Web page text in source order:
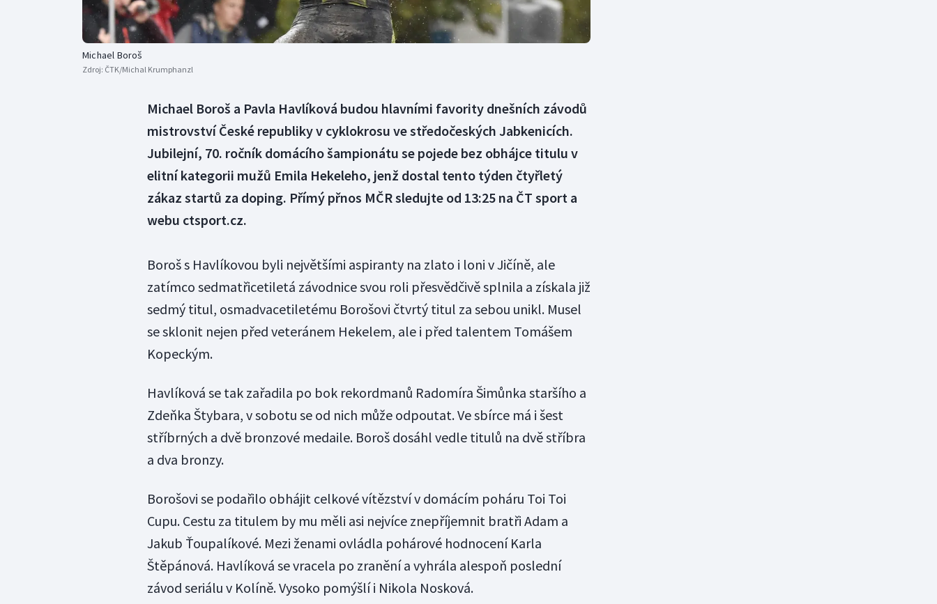
Michael Boroš
Zdroj: ČTK/Michal Krumphanzl
Michael Boroš a Pavla Havlíková budou hlavními favority dnešních závodů
mistrovství České republiky v cyklokrosu ve středočeských Jabkenicích.
Jubilejní, 70. ročník domácího šampionátu se pojede bez obhájce titulu v
elitní kategorii mužů Emila Hekeleho, jenž dostal tento týden čtyřletý
zákaz startů za doping. Přímý přnos MČR sledujte od 13:25 na ČT sport a
webu ctsport.cz.
Boroš s Havlíkovou byli největšími aspiranty na zlato i loni v Jičíně, ale
zatímco sedmatřicetiletá závodnice svou roli přesvědčivě splnila a získala již
sedmý titul, osmadvacetiletému Borošovi čtvrtý titul za sebou unikl. Musel
se sklonit nejen před veteránem Hekelem, ale i před talentem Tomášem
Kopeckým.
Havlíková se tak zařadila po bok rekordmanů Radomíra Šimůnka staršího a
Zdeňka Štybara, v sobotu se od nich může odpoutat. Ve sbírce má i šest
stříbrných a dvě bronzové medaile. Boroš dosáhl vedle titulů na dvě stříbra
a dva bronzy.
Borošovi se podařilo obhájit celkové vítězství v domácím poháru Toi Toi
Cupu. Cestu za titulem by mu měli asi nejvíce znepříjemnit bratři Adam a
Jakub Ťoupalíkové. Mezi ženami ovládla pohárové hodnocení Karla
Štěpánová. Havlíková se vracela po zranění a vyhrála alespoň poslední
závod seriálu v Kolíně. Vysoko pomýšlí i Nikola Nosková.